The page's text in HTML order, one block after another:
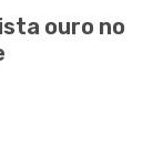
ouro no